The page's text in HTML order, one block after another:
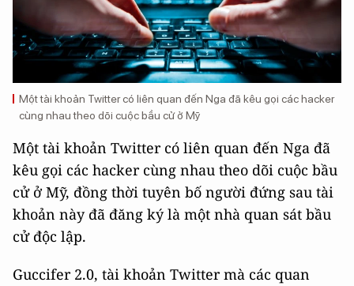
Một tài khoản Twitter có liên quan đến Nga đã kêu gọi các hacker
cùng nhau theo dõi cuộc bầu cử ở Mỹ
Một tài khoản Twitter có liên quan đến Nga đã
kêu gọi các hacker cùng nhau theo dõi cuộc bầu
cử ở Mỹ, đồng thời tuyên bố người đứng sau tài
khoản này đã đăng ký là một nhà quan sát bầu
cử độc lập.
Guccifer 2.0, tài khoản Twitter mà các quan